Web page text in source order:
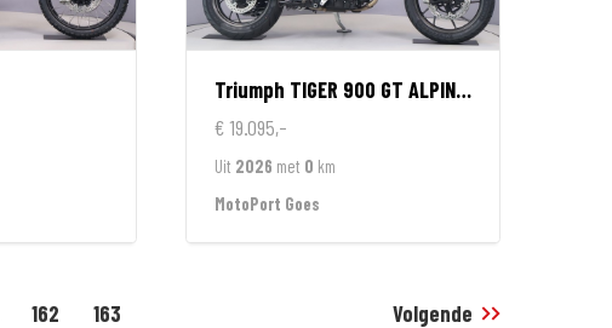
Triumph TIGER 900 GT ALPINE EDITION
€ 19.095,-
Uit 2026 met 0 km
MotoPort Goes
162 163 Volgende